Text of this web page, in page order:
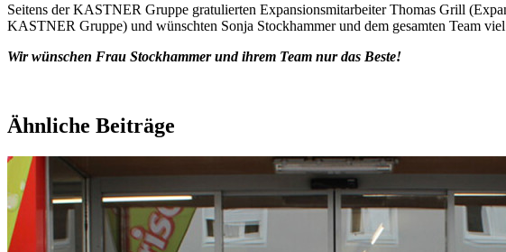
Seitens der KASTNER Gruppe gratulierten Expansionsmitarbeiter Thomas Grill
KASTNER Gruppe) und wünschten Sonja Stockhammer und dem gesamten Team
Wir wünschen Frau Stockhammer und ihrem Team nur das Beste!
Ähnliche Beiträge